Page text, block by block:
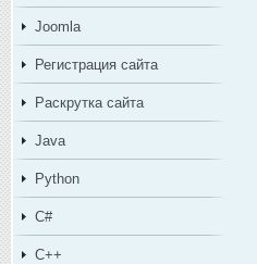
Joomla
Регистрация сайта
Раскрутка сайта
Java
Python
C#
C++